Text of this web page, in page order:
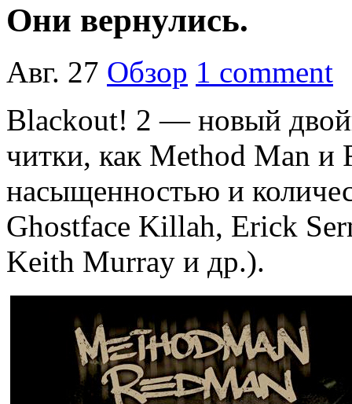
Они вернулись.
Авг. 27 Обзор 1 comment
Blackout! 2 — новый
читки, как Method Man и
насыщенностью и
Ghostface Killah, Erick
Keith Murray и др.).